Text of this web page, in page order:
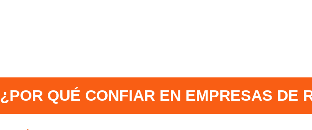
¿POR QUÉ CONFIAR EN EMPRESAS DE